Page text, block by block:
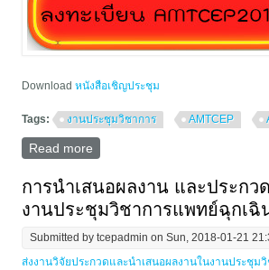
Downloadหนังสือเชิญประชุม
Tags: งานประชุมวิชาการ AMTCEP
Read more
College of Emergency
Emergency Care System)
การนำเสนอผลงาน และประกว
งานประชุมวิชาการแพทย์ฉุกเฉิ
Submitted bytcepadmin on Sun, 2018-01-21
ส่งงานวิจัยประกวดและนำเสนอผลงานในงานประชุม